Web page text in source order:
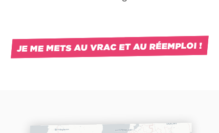
JE ME METS AU VRAC ET AU RÉEMPLOI !